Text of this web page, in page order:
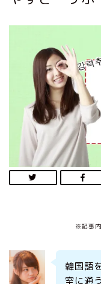
※記事内
韓国語
室に通